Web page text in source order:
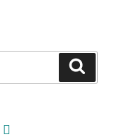
goodreads